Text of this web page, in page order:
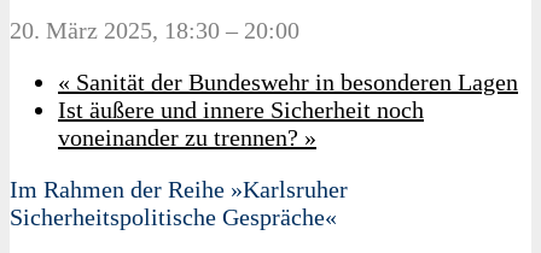
20. März 2025, 18:30 – 20:00
« Sanität der Bundeswehr in besonderen Lagen
Ist äußere und innere Sicherheit noch
voneinander zu trennen? »
Im Rahmen der Reihe »Karlsruher
Sicherheitspolitische Gespräche«